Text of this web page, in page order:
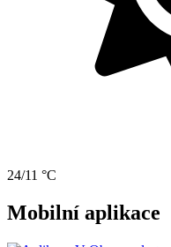
24/11 °C
Mobilní aplikace